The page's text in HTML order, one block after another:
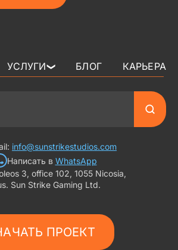
УСЛУГИ ❯ БЛОГ
КАРЬЕРА
ДЛЯ СЛОТОВ
3D ПЕРСОНАЖИ
РЕКЛАМА
ПРОЕКТ
info@sunstrikestudios.com
Написать в WhatsApp
3, office 102, 1055 Nicosia,
Sun Strike Gaming Ltd.